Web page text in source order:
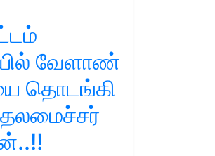
வேளாண்
தொடங்கி